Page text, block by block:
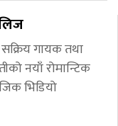
सक्रिय गायक तथा
नयाँ रोमान्टिक
भिडियो